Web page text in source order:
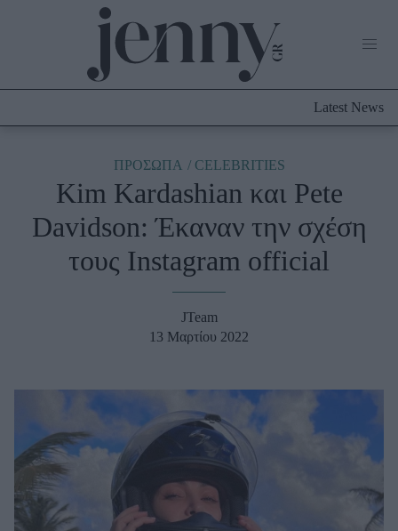
Culture
Fashion
Shopping
Styling Tips
Μαλλιά - Νύχια
Beauty News
Well being
Ψυχολογία
Latest News
ΠΡΟΣΩΠΑ CELEBRITIES
Kim Kardashian και Pete
Davidson: Έκαναν την σχέση
τους Instagram official
JTeam
13 Μαρτίου 2022